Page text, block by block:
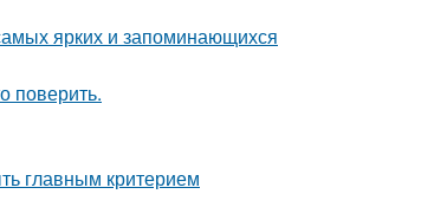
ярких и запоминающихся
поверить.
главным критерием